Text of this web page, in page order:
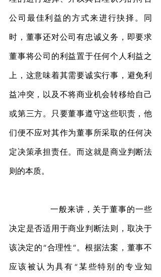
公司最佳利益的方式来进行抉择。同
时，董事还对公司有忠诚义务，即要求
董事将公司的利益置于任何个人利益之
上，这意味着其需要诚实行事，避免利
益冲突，以及不将商业机会转移给自己
或第三方。只要董事遵守这些职责，他
们便不应对其作为董事所采取的任何决
定决策承担责任。而这就是商业判断法
则的本质。
决定是否适用于商业判断法则，取决于
该决定的“合理性”。根据法案，董事不
应该被认为具有“某些特别的专业知